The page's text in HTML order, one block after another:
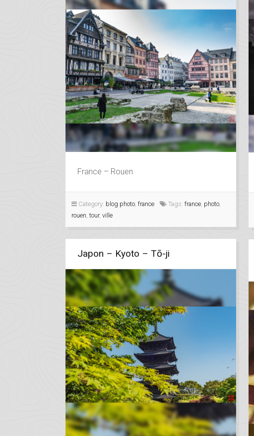
France – Rouen
Category: blog photo france Tags: france photo
rouen tour, ville
Japon – Kyoto – Tō-ji